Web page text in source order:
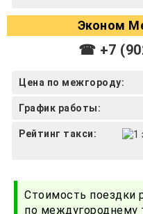
Эконом
☎ +7
Цена по межгороду:
График работы:
Рейтинг такси:
Стоимость поездки
по междугороднему